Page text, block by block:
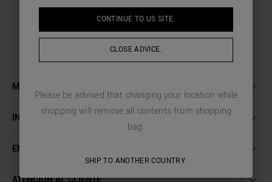
MÁS INFORMACIÓN
INSTRUCCIONES DE LAVADO
ENVÍO Y DEVOLUCIONES
CONTINUE TO US SITE.
CLOSE ADVICE.
Please be advised that changing your location while
shopping will remove all contents from shopping
bag.
SHIP TO ANOTHER COUNTRY.